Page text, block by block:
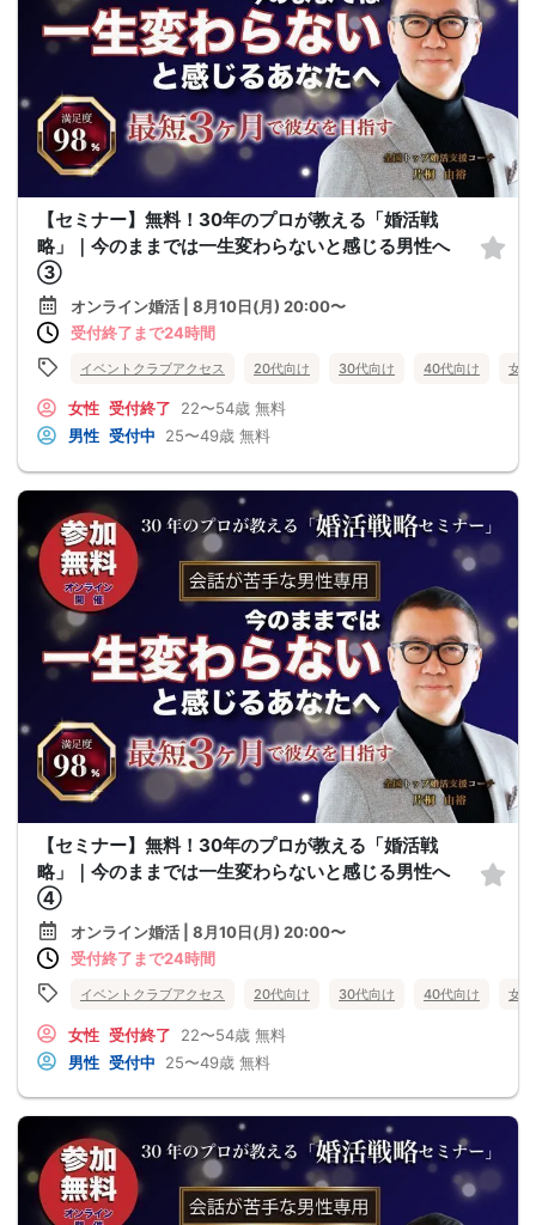
【セミナー】無料！30年のプロが教える「婚活戦
略」｜今のままでは一生変わらないと感じる男性へ
③
オンライン婚活 | 8月10日(月) 20:00〜
受付終了まで24時間
イベントクラブアクセス 20代向け 30代向け 40代向け 女
女性 受付終了 22〜54歳 無料
男性 受付中 25〜49歳 無料
【セミナー】無料！30年のプロが教える「婚活戦
略」｜今のままでは一生変わらないと感じる男性へ
④
オンライン婚活 | 8月10日(月) 20:00〜
受付終了まで24時間
イベントクラブアクセス 20代向け 30代向け 40代向け 女
女性 受付終了 22〜54歳 無料
男性 受付中 25〜49歳 無料